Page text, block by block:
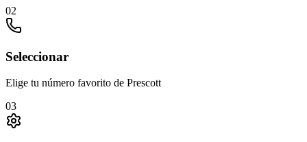
02
Seleccionar
Elige tu número favorito de Prescott
03